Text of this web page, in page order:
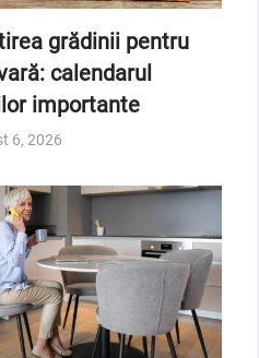
grădinii pentru
calendarul
importante
6, 2026